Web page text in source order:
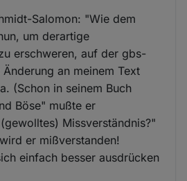
Salomon: "Wie dem
um derartige
erschweren, auf der gbs-
an meinem Text
(Schon in seinem Buch
Böse" mußte er
Missverständnis?"
er mißverstanden!
einfach besser ausdrücken